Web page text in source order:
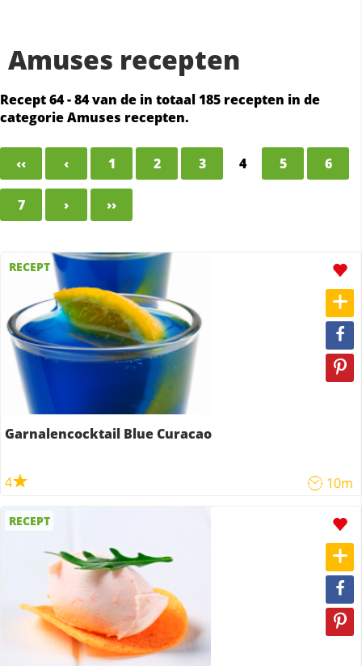
Amuses recepten
Recept 64 - 84 van de in totaal 185 recepten in de
categorie Amuses recepten.
‹‹ ‹ 1 2 3 4 5 6
7 › ››
RECEPT
Garnalencocktail Blue Curacao
4 10m
RECEPT